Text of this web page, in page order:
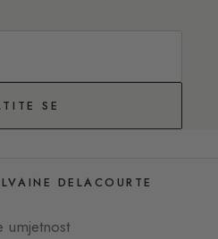
SE
DELACOURTE
umjetnost